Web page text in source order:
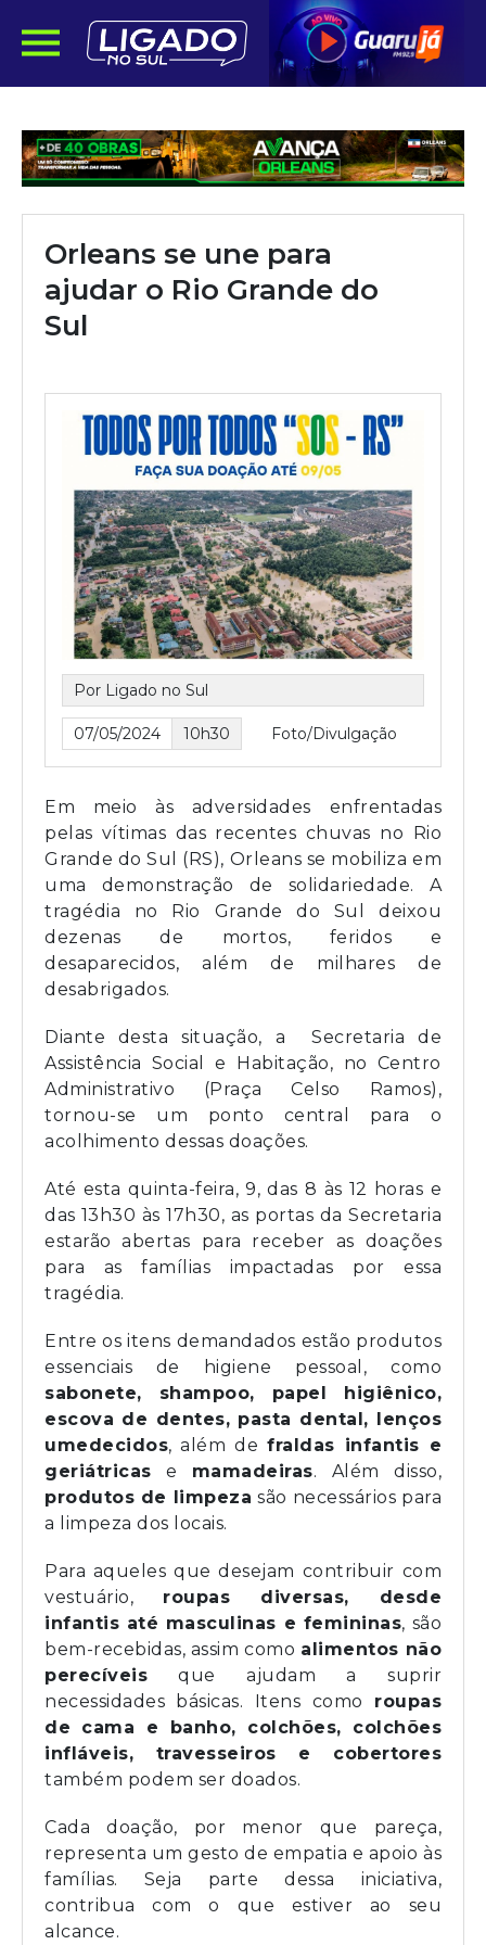
Orleans se une para
ajudar o Rio Grande do
Sul
Por Ligado no Sul
07/05/2024 10h30 Foto/Divulgação
Em meio às adversidades enfrentadas
pelas vítimas das recentes chuvas no Rio
Grande do Sul (RS), Orleans se mobiliza em
uma demonstração de solidariedade. A
tragédia no Rio Grande do Sul deixou
dezenas de mortos, feridos e
desaparecidos, além de milhares de
desabrigados.
Diante desta situação, a Secretaria de
Assistência Social e Habitação, no Centro
Administrativo (Praça Celso Ramos),
tornou-se um ponto central para o
acolhimento dessas doações.
Até esta quinta-feira, 9, das 8 às 12 horas e
das 13h30 às 17h30, as portas da Secretaria
estarão abertas para receber as doações
para as famílias impactadas por essa
tragédia.
Entre os itens demandados estão produtos
essenciais de higiene pessoal, como
sabonete, shampoo, papel higiênico,
escova de dentes, pasta dental, lenços
umedecidos, além defraldas infantis e
geriátricas e mamadeiras. Além disso,
produtos de limpeza são necessários para
a limpeza dos locais.
Para aqueles que desejam contribuir com
vestuário, roupas diversas, desde
infantis até masculinas e femininas, são
bem-recebidas, assim como alimentos não
perecíveis que ajudam a suprir
necessidades básicas. Itens como roupas
de cama e banho, colchões, colchões
infláveis, travesseiros e cobertores
também podem ser doados.
Cada doação, por menor que pareça,
representa um gesto de empatia e apoio às
famílias. Seja parte dessa iniciativa,
contribua com o que estiver ao seu
alcance.